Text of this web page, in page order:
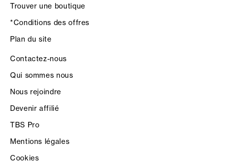
Trouver une boutique
*Conditions des offres
Plan du site
Contactez-nous
Qui sommes nous
Nous rejoindre
Devenir affilié
TBS Pro
Mentions légales
Cookies